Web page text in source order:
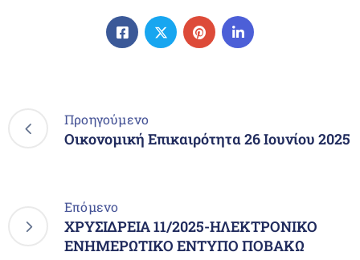
Προηγούμενο
Οικονομική Επικαιρότητα 26 Ιουνίου 2025
Επόμενο
ΧΡΥΣΙΔΡΕΙΑ 11/2025-ΗΛΕΚΤΡΟΝΙΚΟ
ΕΝΗΜΕΡΩΤΙΚΟ ΕΝΤΥΠΟ ΠΟΒΑΚΩ